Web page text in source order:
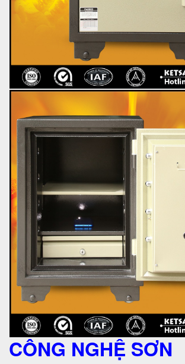
CÔNG NGHỆ SƠN